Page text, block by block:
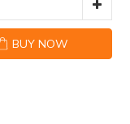
BUY NOW